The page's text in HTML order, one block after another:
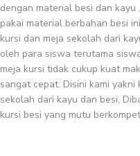
dengan material besi dan
pakai material berbahan besi
kursi dan meja sekolah dari
oleh para siswa terutama
meja kursi tidak cukup kuat
sangat cepat. Disini kami
sekolah dari kayu dan besi,
kursi besi yang mutu